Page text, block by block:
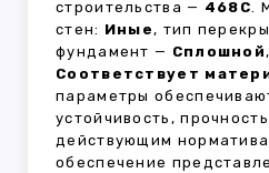
строительства — 468С.
стен: Иные, тип
фундамент — Сплошной
Соответствует
параметры
устойчивость,
действующим
обеспечение